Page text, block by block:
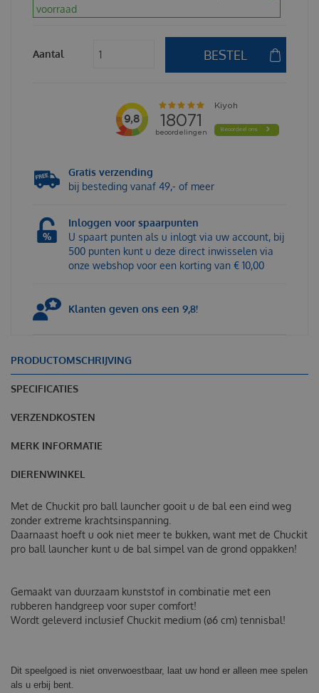
voorraad
Aantal
Gratis verzending
bij besteding vanaf 49,- of meer
Inloggen voor spaarpunten
U spaart punten als u inlogt via uw account, bij
500 punten kunt u deze direct inwisselen via
onze webshop voor een korting van € 10,00
Klanten geven ons een 9,8!
PRODUCTOMSCHRIJVING
SPECIFICATIES
VERZENDKOSTEN
MERK INFORMATIE
DIERENWINKEL
Met de Chuckit pro ball launcher gooit u de bal een eind weg
zonder extreme krachtsinspanning.
Daarnaast hoeft u ook niet meer te bukken, want met de Chuckit
pro ball launcher kunt u de bal simpel van de grond oppakken!
Gemaakt van duurzaam kunststof in combinatie met een
rubberen handgreep voor super comfort!
Wordt geleverd inclusief Chuckit medium (ø6 cm) tennisbal!
Dit speelgoed is niet onverwoestbaar, laat uw hond er alleen mee spelen
als u erbij bent.